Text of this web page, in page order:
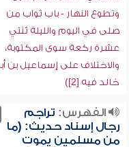
وتطوع النهار - باب ثواب من
صلى في اليوم والليلة ثنتي
عشرة ركعة سوى المكتوبة،
والاختلاف على إسماعيل بن
خالد فيه [2])
الفهرس: تراجم
رجال إسناد حديث: (ما
من مسلمين يموت